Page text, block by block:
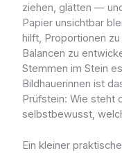
ziehen, glätten —
Papier unsichtbar
hilft, Proportionen
Balancen zu
Stemmen im Stein
Bildhauerinnen ist
Prüfstein: Wie steht
selbstbewusst,
Ein kleiner